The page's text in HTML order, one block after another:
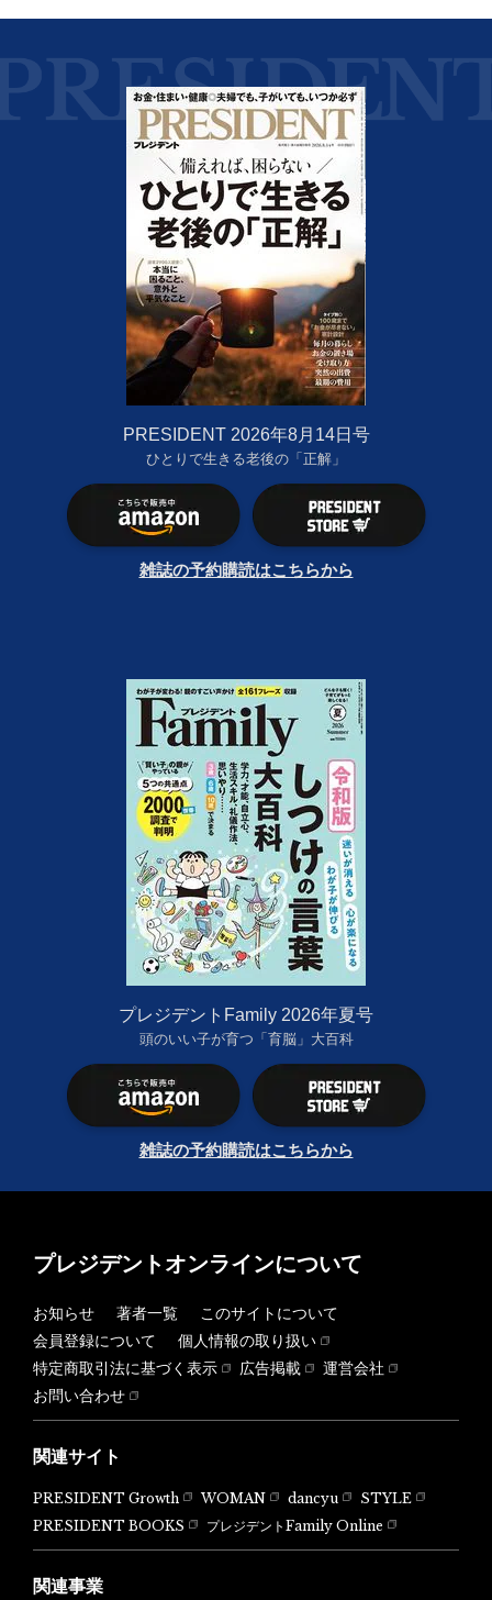
PRESIDENT 2026年8月14日号
ひとりで生きる老後の「正解」
雑誌の予約購読はこちらから
プレジデントFamily 2026年夏号
頭のいい子が育つ「育脳」大百科
雑誌の予約購読はこちらから
プレジデントオンラインについて
お知らせ 著者一覧
このサイトについて
会員登録について
個人情報の取り扱い
特定商取引法に基づく表示
広告掲載
運営会社
お問い合わせ
関連サイト
PRESIDENT Growth WOMAN dancyu
STYLE
PRESIDENT BOOKS
プレジデントFamily Online
関連事業